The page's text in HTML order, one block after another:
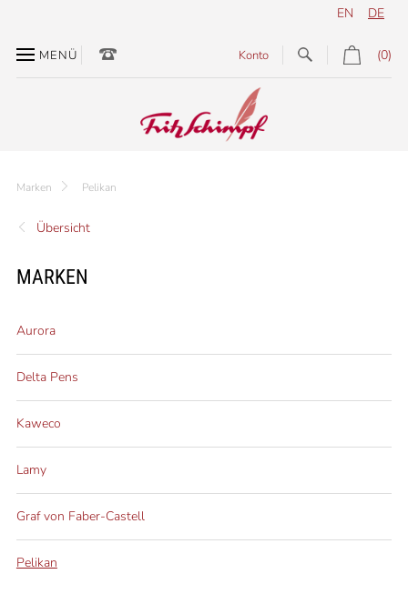
DE
EN
MENÜ (0)
Konto
Übersicht
Marken Pelikan
MARKEN
Aurora
Delta Pens
Kaweco
Lamy
Graf von Faber-Castell
Pelikan